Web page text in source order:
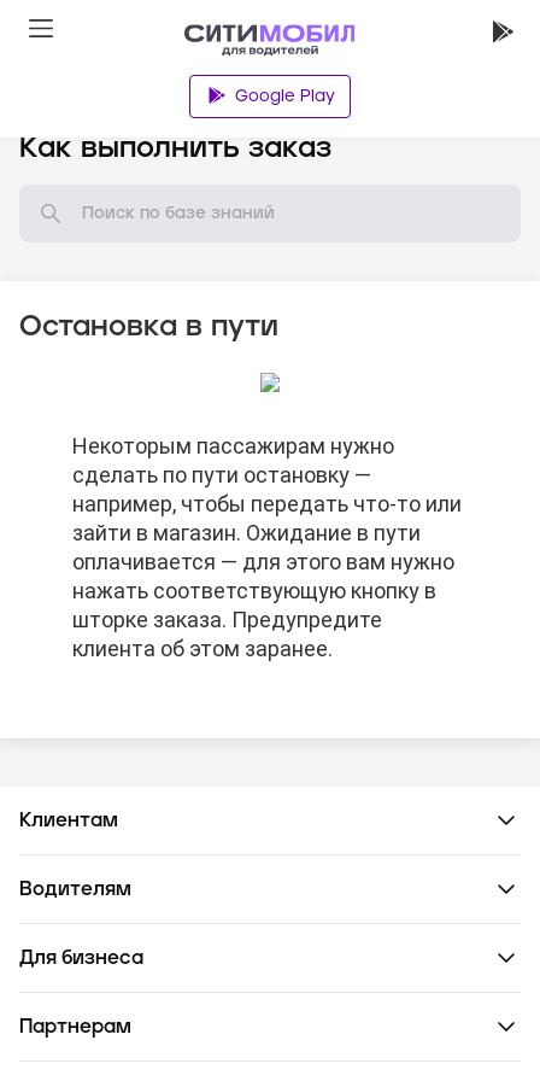
Google Play
Как выполнить заказ
Остановка в пути
Некоторым пассажирам нужно
сделать по пути остановку —
например, чтобы передать что-то или
зайти в магазин. Ожидание в пути
оплачивается — для этого вам нужно
нажать соответствующую кнопку в
шторке заказа. Предупредите
клиента об этом заранее.
Некоторым пассажирам нужно
сделать по пути остановку —
например, чтобы передать что-то или
зайти в магазин. Ожидание в пути
оплачивается — для этого вам нужно
нажать соответствующую кнопку в
шторке заказа. Предупредите
клиента об этом заранее.
Некоторым пассажирам нужно
сделать по пути остановку —
например, чтобы передать что-то или
зайти в магазин. Ожидание в пути
оплачивается — для этого вам нужно
нажать соответствующую кнопку в
шторке заказа. Предупредите
клиента об этом заранее.
Клиентам
Водителям
Для бизнеса
Партнерам